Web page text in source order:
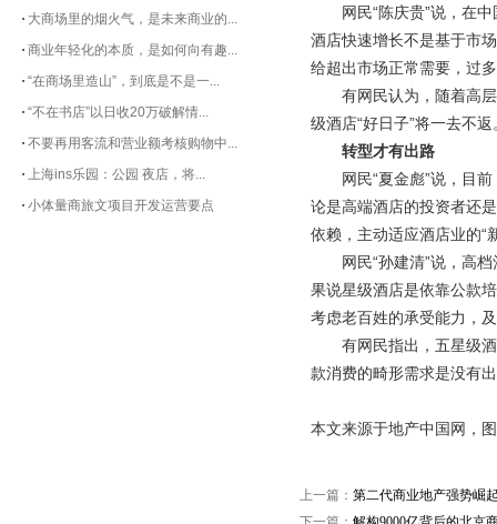
大商场里的烟火气，是未来商业的...
商业年轻化的本质，是如何向有趣...
“在商场里造山”，到底是不是一...
“不在书店”以日收20万破解情...
不要再用客流和营业额考核购物中...
上海ins乐园：公园 夜店，将...
小体量商旅文项目开发运营要点
网民“陈庆贵”说，在
酒店快速增长不是基于市
给超出市场正常需要，过
有网民认为，随着高
级酒店“好日子”将一去不返
转型才有出路
网民“夏金彪”说，目
论是高端酒店的投资者还
依赖，主动适应酒店业的“
网民“孙建清”说，高
果说星级酒店是依靠公款
考虑老百姓的承受能力，
有网民指出，五星级
款消费的畸形需求是没有
本文来源于地产中国网，
上一篇： 第二代商业地产强势崛